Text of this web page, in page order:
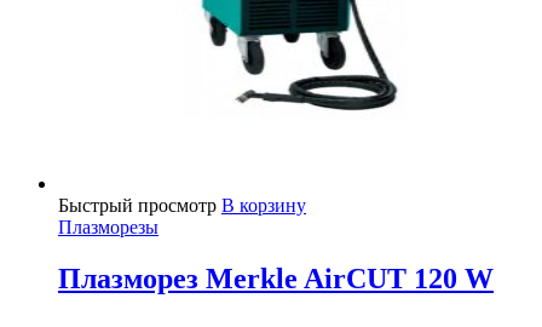
Быстрый просмотр В корзину
Плазморезы
Плазморез Merkle AirCUT 120 W